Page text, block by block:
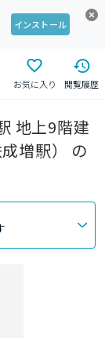
インストール
お気に入り 閲覧履歴
地上9階建
増駅） の